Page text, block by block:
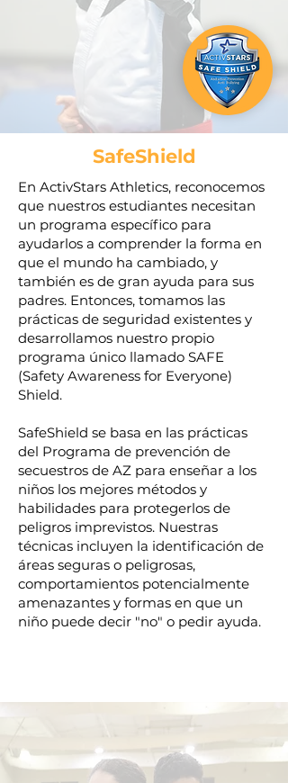
SafeShield
En ActivStars Athletics, reconocemos
que nuestros estudiantes necesitan
un programa específico para
ayudarlos a comprender la forma en
que el mundo ha cambiado, y
también es de gran ayuda para sus
padres. Entonces, tomamos las
prácticas de seguridad existentes y
desarrollamos nuestro propio
programa único llamado SAFE
(Safety Awareness for Everyone)
Shield.
SafeShield se basa en las prácticas
del Programa de prevención de
secuestros de AZ para enseñar a los
niños los mejores métodos y
habilidades para protegerlos de
peligros imprevistos. Nuestras
técnicas incluyen la identificación de
áreas seguras o peligrosas,
comportamientos potencialmente
amenazantes y formas en que un
niño puede decir "no" o pedir ayuda.